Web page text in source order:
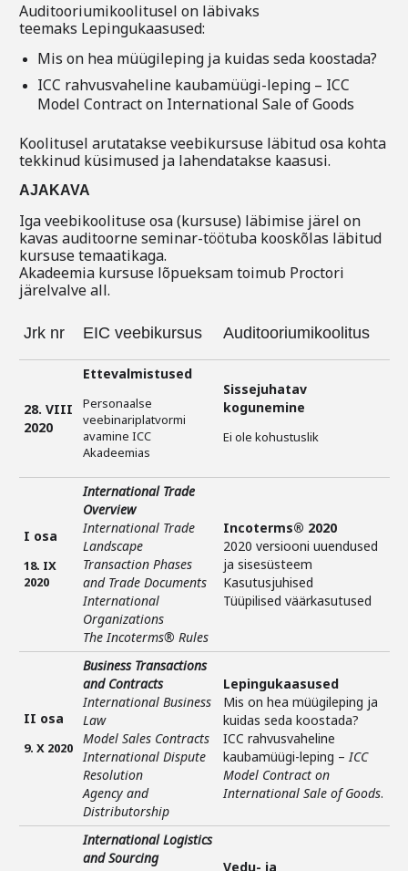
Auditooriumikoolitusel on läbivaks
teemaks Lepingukaasused:
Mis on hea müügileping ja kuidas seda koostada?
ICC rahvusvaheline kaubamüügi-leping – ICC
Model Contract on International Sale of Goods
Koolitusel arutatakse veebikursuse läbitud osa kohta
tekkinud küsimused ja lahendatakse kaasusi.
AJAKAVA
Iga veebikoolituse osa (kursuse) läbimise järel on
kavas auditoorne seminar-töötuba kooskõlas läbitud
kursuse temaatikaga.
Akadeemia kursuse lõpueksam toimub Proctori
järelvalve all.
Jrk nr EIC veebikursus Auditooriumikoolitus
28. VIII
2020
Ettevalmistused
Personaalse
veebinariplatvormi
avamine ICC
Akadeemias
Sissejuhatav
kogunemine
Ei ole kohustuslik
I osa
18. IX
2020
International Trade
Overview
International Trade
Landscape
Transaction Phases
and Trade Documents
International
Organizations
The Incoterms® Rules
Incoterms® 2020
2020 versiooni uuendused
ja sisesüsteem
Kasutusjuhised
Tüüpilised väärkasutused
II osa
9. X 2020
Business Transactions
and Contracts
International Business
Law
Model Sales Contracts
International Dispute
Resolution
Agency and
Distributorship
Lepingukaasused
Mis on hea müügileping ja
kuidas seda koostada?
ICC rahvusvaheline
kaubamüügi-leping –ICC
Model Contract on
International Sale of Goods.
International Logistics
and Sourcing
Vedu- ja